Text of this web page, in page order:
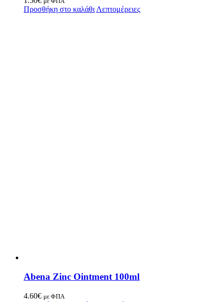
Προσθήκη στο καλάθι Λεπτομέρειες
Abena Zinc Ointment 100ml
4.60€ με ΦΠΑ